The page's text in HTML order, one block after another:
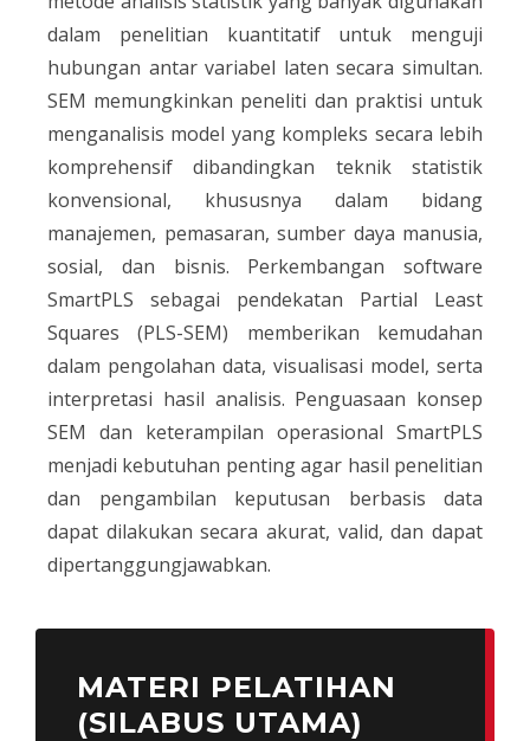
dalam penelitian kuantitatif untuk menguji
hubungan antar variabel laten secara simultan.
SEM memungkinkan peneliti dan praktisi untuk
menganalisis model yang kompleks secara lebih
komprehensif dibandingkan teknik statistik
konvensional, khususnya dalam bidang
manajemen, pemasaran, sumber daya manusia,
sosial, dan bisnis. Perkembangan software
SmartPLS sebagai pendekatan Partial Least
Squares (PLS-SEM) memberikan kemudahan
dalam pengolahan data, visualisasi model, serta
interpretasi hasil analisis. Penguasaan konsep
SEM dan keterampilan operasional SmartPLS
menjadi kebutuhan penting agar hasil penelitian
dan pengambilan keputusan berbasis data
dapat dilakukan secara akurat, valid, dan dapat
dipertanggungjawabkan.
MATERI PELATIHAN
(SILABUS UTAMA)